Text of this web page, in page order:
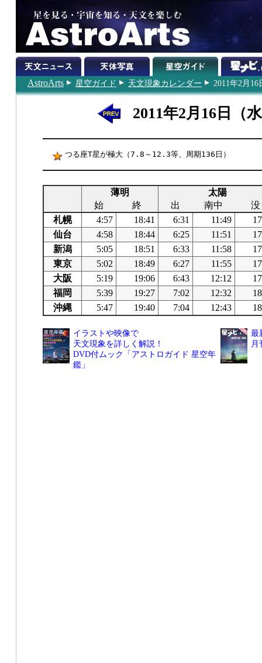
AstroArts 星空ガイド 天文現象カレンダー 2011年2月16
2011年2月16日（
つる座T星が極大（7.8～12.3等、周期136日）
薄明
太陽
始
終 出 南中
没
札幌
4:57 18:41 6:31 11:49
仙台
4:58 18:44 6:25 11:51
新潟
5:05 18:51 6:33 11:58
東京
5:02 18:49 6:27 11:55
大阪
5:19 19:06 6:43 12:12
福岡
5:39 19:27 7:02 12:32
沖縄
5:47 19:40 7:04 12:43
イラストや映像で
天文現象を詳しく解説！
DVD付ムック「アストロガイド 星空年
鑑」
最
月